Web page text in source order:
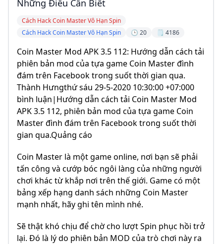
Những Điều Cần Biết
Cách Hack Coin Master Vô Hạn Spin
Cách Hack Coin Master Vô Hạn Spin
🕒 20 🗒️ 4186
Coin Master Mod APK 3.5 112: Hướng dẫn cách tải
phiên bản mod của tựa game Coin Master đình
đám trên Facebook trong suốt thời gian qua.
Thành Hưngthứ sáu 29-5-2020 10:30:00 +07:000
bình luận|Hướng dẫn cách tải Coin Master Mod
APK 3.5 112, phiên bản mod của tựa game Coin
Master đình đám trên Facebook trong suốt thời
gian qua.Quảng cáo
Coin Master là một game online, nơi bạn sẽ phải
tấn công và cướp bóc ngôi làng của những người
chơi khác từ khắp nơi trên thế giới. Game có một
bảng xếp hạng danh sách những Coin Master
mạnh nhất, hãy ghi tên mình nhé.
Sẽ thật khó chịu để chờ cho lượt Spin phục hồi trở
lại. Đó là lý do phiên bản MOD của trò chơi này ra